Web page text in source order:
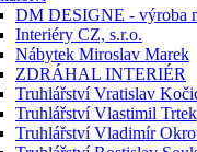
DM DESIGNE - výroba
Interiéry CZ, s.r.o.
Nábytek Miroslav Marek
ZDRÁHAL INTERIÉR
Truhlářství Vratislav
Truhlářství Vlastimil Trtek
Truhlářství Vladimír